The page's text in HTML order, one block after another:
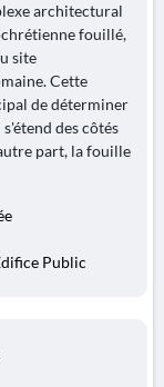
architectural
fouillé,
site
Cette
de déterminer
des côtés
part, la fouille
Public